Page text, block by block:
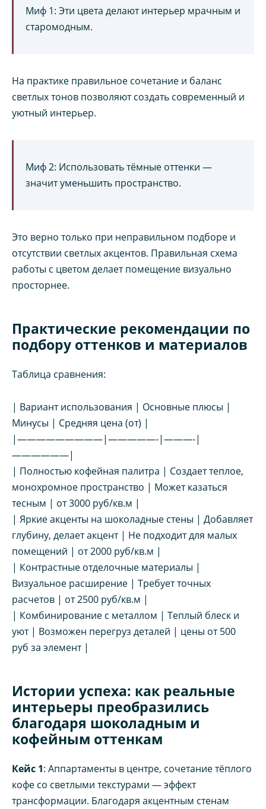
Миф 1: Эти цвета делают интерьер мрачным и
старомодным.
На практике правильное сочетание и баланс
светлых тонов позволяют создать современный и
уютный интерьер.
Миф 2: Использовать тёмные оттенки —
значит уменьшить пространство.
Это верно только при неправильном подборе и
отсутствии светлых акцентов. Правильная схема
работы с цветом делает помещение визуально
просторнее.
Практические рекомендации по
подбору оттенков и материалов
Таблица сравнения:
| Вариант использования | Основные плюсы |
Минусы | Средняя цена (от) |
|—————————|—————-|———-|
——————|
| Полностью кофейная палитра | Создает теплое,
монохромное пространство | Может казаться
тесным | от 3000 руб/кв.м |
| Яркие акценты на шоколадные стены | Добавляет
глубину, делает акцент | Не подходит для малых
помещений | от 2000 руб/кв.м |
| Контрастные отделочные материалы |
Визуальное расширение | Требует точных
расчетов | от 2500 руб/кв.м |
| Комбинирование с металлом | Теплый блеск и
уют | Возможен перегруз деталей | цены от 500
руб за элемент |
Истории успеха: как реальные
интерьеры преобразились
благодаря шоколадным и
кофейным оттенкам
Кейс 1: Аппартаменты в центре, сочетание тёплого
кофе со светлыми текстурами — эффект
трансформации. Благодаря акцентным стенам